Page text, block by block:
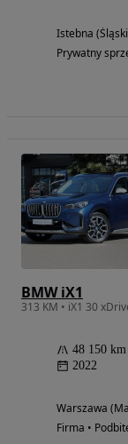
Istebna
Prywatny
BMW iX1
313 KM • iX1 30
48 150 km
2022
Warszawa
Firma •